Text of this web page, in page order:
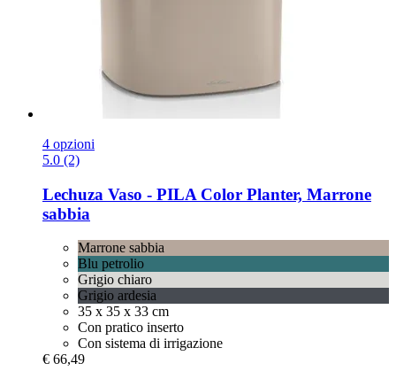
4 opzioni
5.0 (2)
Lechuza Vaso -​ PILA Color Planter, Marrone
sabbia
Marrone sabbia
Blu petrolio
Grigio chiaro
Grigio ardesia
35 x 35 x 33 cm
Con pratico inserto
Con sistema di irrigazione
€ 66,49